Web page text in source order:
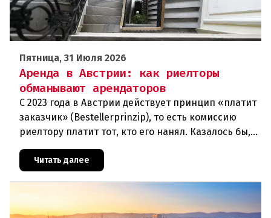
Пятница, 31 Июля 2026
Аренда в Австрии: как риелторы
обманывают арендаторов
С 2023 года в Австрии действует принцип «платит
заказчик» (Bestellerprinzip), то есть комиссию
риелтору платит тот, кто его нанял. Казалось бы,
арендаторы вздохнули свободно. Однако
мошенники нашли но
Читать далее